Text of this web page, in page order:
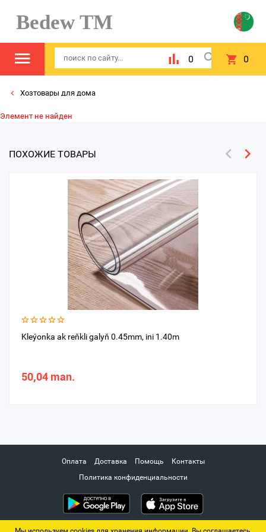
Bedew TM
0 0
Хозтовары для дома
Элемент не найден
ПОХОЖИЕ ТОВАРЫ
Kleýonka ak reňkli galyň 0.45mm, ini 1.40m
50,04 man.
Оплата Доставка Помощь
Контакты
Политика конфиденциальности